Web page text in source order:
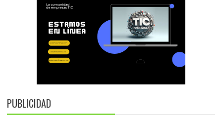
PUBLICIDAD